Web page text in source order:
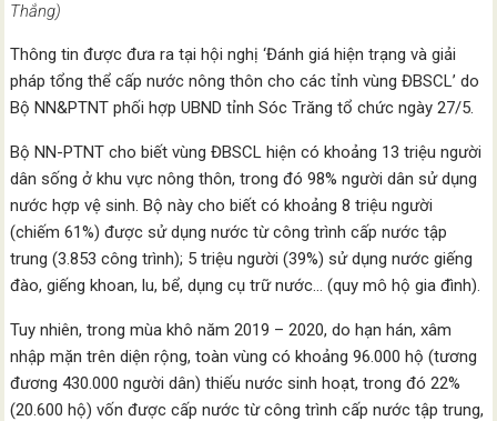
Thắng)
Thông tin được đưa ra tại hội nghị ‘Đánh giá hiện trạng và giải
pháp tổng thể cấp nước nông thôn cho các tỉnh vùng ĐBSCL’ do
Bộ NN&PTNT phối hợp UBND tỉnh Sóc Trăng tổ chức ngày 27/5.
Bộ NN-PTNT cho biết vùng ĐBSCL hiện có khoảng 13 triệu người
dân sống ở khu vực nông thôn, trong đó 98% người dân sử dụng
nước hợp vệ sinh. Bộ này cho biết có khoảng 8 triệu người
(chiếm 61%) được sử dụng nước từ công trình cấp nước tập
trung (3.853 công trình); 5 triệu người (39%) sử dụng nước giếng
đào, giếng khoan, lu, bể, dụng cụ trữ nước… (quy mô hộ gia đình).
Tuy nhiên, trong mùa khô năm 2019 – 2020, do hạn hán, xâm
nhập mặn trên diện rộng, toàn vùng có khoảng 96.000 hộ (tương
đương 430.000 người dân) thiếu nước sinh hoạt, trong đó 22%
(20.600 hộ) vốn được cấp nước từ công trình cấp nước tập trung,